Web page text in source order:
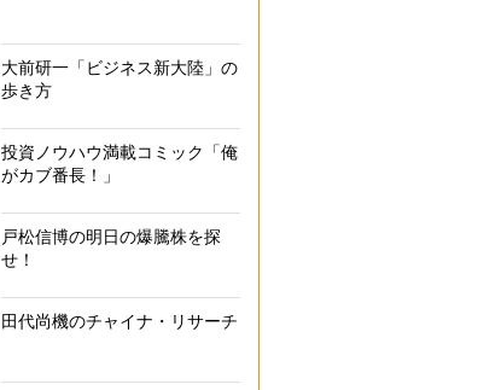
大前研一「ビジネス新大陸」の
歩き方
投資ノウハウ満載コミック「俺
がカブ番長！」
戸松信博の明日の爆騰株を探
せ！
田代尚機のチャイナ・リサーチ